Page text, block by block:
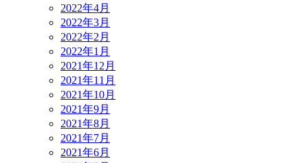
2022年4月
2022年3月
2022年2月
2022年1月
2021年12月
2021年11月
2021年10月
2021年9月
2021年8月
2021年7月
2021年6月